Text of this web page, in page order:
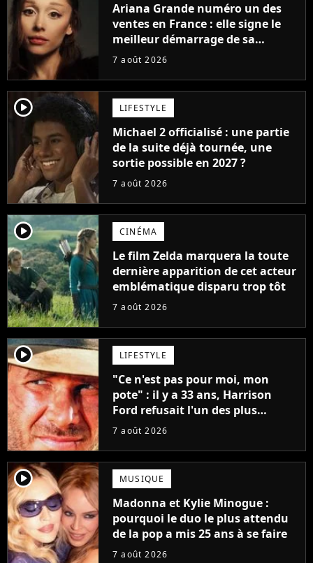
Ariana Grande numéro un des
ventes en France : elle signe le
meilleur démarrage de sa
carrière avec son album Petal
7 août 2026
player2 LIFESTYLE
Michael 2 officialisé : une partie
de la suite déjà tournée, une
sortie possible en 2027 ?
7 août 2026
player2 CINÉMA
Le film Zelda marquera la toute
dernière apparition de cet acteur
emblématique disparu trop tôt
7 août 2026
player2 LIFESTYLE
"Ce n'est pas pour moi, mon
pote" : il y a 33 ans, Harrison
Ford refusait l'un des plus
grands succès de tous les temps
7 août 2026
player2 MUSIQUE
Madonna et Kylie Minogue :
pourquoi le duo le plus attendu
de la pop a mis 25 ans à se faire
7 août 2026